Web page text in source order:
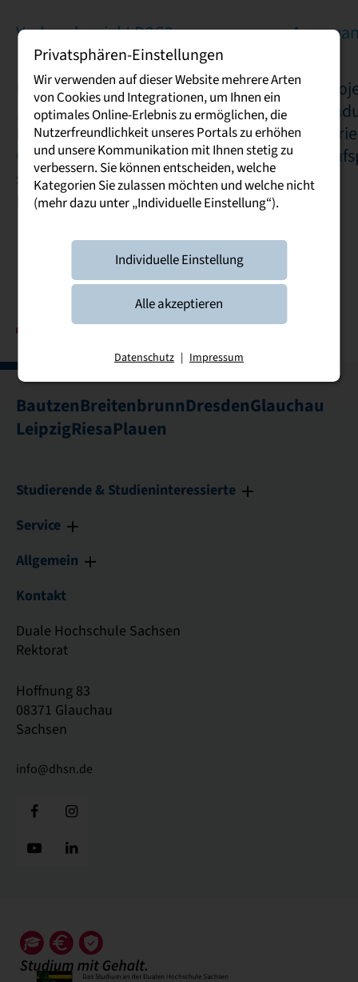
Verbundprojekt D2C2
Im Fokus des Projektes
„Digitalisierung in Disziplinen
Partizipativ Umsetzen ::
Competencies Connected (D2C2)“
steht, die Digitalisierung in der
Hochschullehre.
Das
BautzenBreitenbrunnDresdenGlauchau
LeipzigRiesaPlauen
Studierende & Studieninteressierte
Service
Allgemein
Kontakt
Duale Hochschule Sachsen
Rektorat
Hoffnung 83
08371 Glauchau
Sachsen
info@dhsn.de
Privatsphären-Einstellungen
Wir verwenden auf dieser Website mehrere Arten
von Cookies und Integrationen, um Ihnen ein
optimales Online-Erlebnis zu ermöglichen, die
Nutzerfreundlichkeit unseres Portals zu erhöhen
und unsere Kommunikation mit Ihnen stetig zu
verbessern. Sie können entscheiden, welche
Kategorien Sie zulassen möchten und welche nicht
(mehr dazu unter „Individuelle Einstellung“).
Individuelle Einstellung
Alle akzeptieren
Datenschutz | Impressum